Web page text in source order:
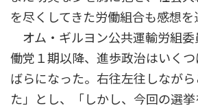
を尽くしてきた労働組合も感想
オム・ギルヨン公共運輸労組委
働党１期以降、進歩政治はいく
ばらになった。右往左往しなが
た」とし、「しかし、今回の選